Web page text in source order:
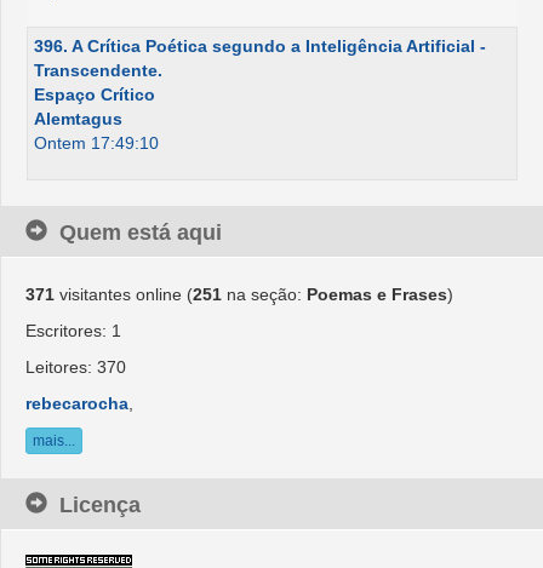
396. A Crítica Poética segundo a Inteligência Artificial -
Transcendente.
Espaço Crítico
Alemtagus
Ontem 17:49:10
Quem está aqui
371 visitantes online (251 na seção: Poemas e Frases)
Escritores: 1
Leitores: 370
rebecarocha
mais...
Licença